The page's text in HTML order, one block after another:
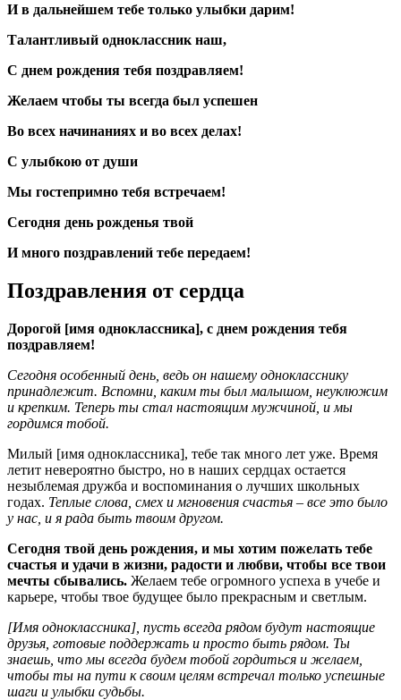
И в дальнейшем тебе только улыбки дарим!
Талантливый одноклассник наш,
С днем рождения тебя поздравляем!
Желаем чтобы ты всегда был успешен
Во всех начинаниях и во всех делах!
С улыбкою от души
Мы гостепримно тебя встречаем!
Сегодня день рожденья твой
И много поздравлений тебе передаем!
Поздравления от сердца
Дорогой [имя одноклассника], с днем рождения тебя
поздравляем!
Сегодня особенный день, ведь он нашему однокласснику
принадлежит. Вспомни, каким ты был малышом, неуклюжим
и крепким. Теперь ты стал настоящим мужчиной, и мы
гордимся тобой.
Милый [имя одноклассника], тебе так много лет уже. Время
летит невероятно быстро, но в наших сердцах остается
незыблемая дружба и воспоминания о лучших школьных
годах. Теплые слова, смех и мгновения счастья – все это было
у нас, и я рада быть твоим другом.
Сегодня твой день рождения, и мы хотим пожелать тебе
счастья и удачи в жизни, радости и любви, чтобы все твои
мечты сбывались. Желаем тебе огромного успеха в учебе и
карьере, чтобы твое будущее было прекрасным и светлым.
[Имя одноклассника], пусть всегда рядом будут настоящие
друзья, готовые поддержать и просто быть рядом. Ты
знаешь, что мы всегда будем тобой гордиться и желаем,
чтобы ты на пути к своим целям встречал только успешные
шаги и улыбки судьбы.